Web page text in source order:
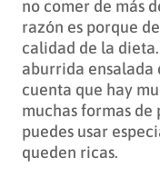
no comer de más
razón es porque
calidad de la
aburrida ensalada
cuenta que hay
muchas formas
puedes usar
queden ricas.